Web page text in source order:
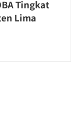
Tingkat
Lima